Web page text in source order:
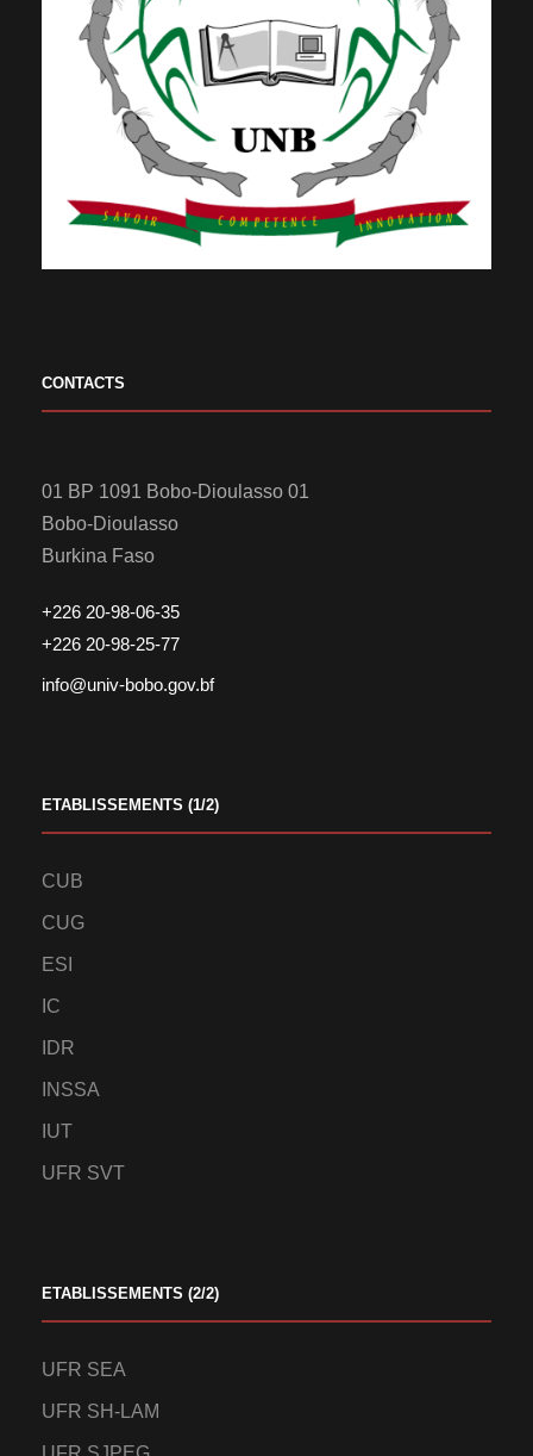
CONTACTS
01 BP 1091 Bobo-Dioulasso 01
Bobo-Dioulasso
Burkina Faso
+226 20-98-06-35
+226 20-98-25-77
info@univ-bobo.gov.bf
ETABLISSEMENTS (1/2)
CUB
CUG
ESI
IC
IDR
INSSA
IUT
UFR SVT
ETABLISSEMENTS (2/2)
UFR SEA
UFR SH-LAM